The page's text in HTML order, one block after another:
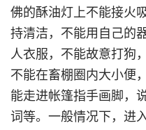
佛的酥油灯上不能接火
持清洁，不能用自己的
人衣服，不能故意打狗
不能在畜棚圈内大小便
能走进帐篷指手画脚，
词等。一般情况下，进